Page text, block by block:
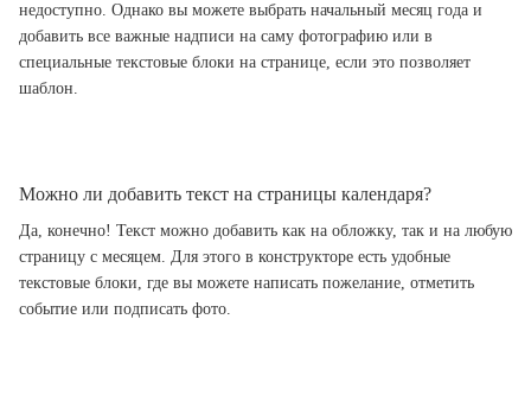
недоступно. Однако вы можете выбрать начальный месяц года и
добавить все важные надписи на саму фотографию или в
специальные текстовые блоки на странице, если это позволяет
шаблон.
Можно ли добавить текст на страницы календаря?
Да, конечно! Текст можно добавить как на обложку, так и на любую
страницу с месяцем. Для этого в конструкторе есть удобные
текстовые блоки, где вы можете написать пожелание, отметить
событие или подписать фото.